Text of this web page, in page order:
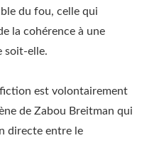
du fou, celle qui
la cohérence à une
soit-elle.
est volontairement
de Zabou Breitman qui
directe entre le